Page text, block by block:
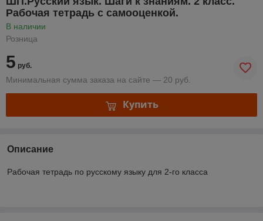
Рабочая тетрадь с самооценкой.
В наличии
Розница
5 руб.
Минимальная сумма заказа на сайте — 20 руб.
Купить
Описание
Рабочая тетрадь по русскому языку для 2-го класса